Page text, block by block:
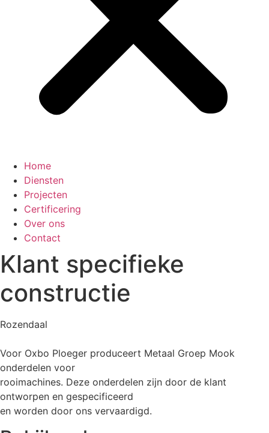
Home
Diensten
Projecten
Certificering
Over ons
Contact
Klant specifieke
constructie
Rozendaal
Voor Oxbo Ploeger produceert Metaal Groep Mook
onderdelen voor
rooimachines. Deze onderdelen zijn door de klant
ontworpen en gespecificeerd
en worden door ons vervaardigd.